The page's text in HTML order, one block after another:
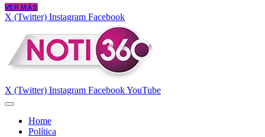
VER MÁS
X (Twitter) Instagram Facebook
X (Twitter) Instagram FacebookYouTube
Home
Política